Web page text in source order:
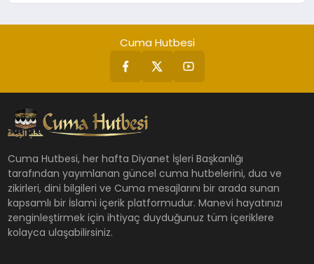
Cuma Hutbesi
Cuma Hutbesi, her hafta Diyanet İşleri Başkanlığı
tarafından yayımlanan güncel cuma hutbelerini, dua ve
zikirleri, dini bilgileri ve Cuma mesajlarını bir arada sunan
kapsamlı bir İslami içerik platformudur. Manevi hayatınızı
zenginleştirmek için ihtiyaç duyduğunuz tüm içeriklere
kolayca ulaşabilirsiniz.